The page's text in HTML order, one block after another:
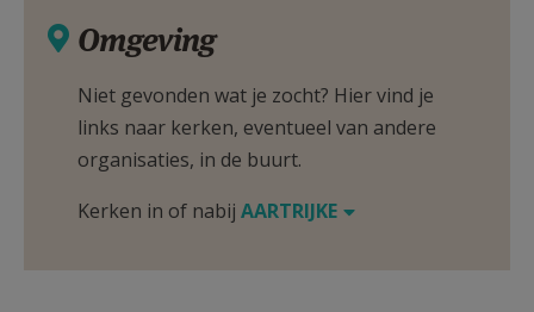
Omgeving
Niet gevonden wat je zocht? Hier vind je
links naar kerken, eventueel van andere
organisaties, in de buurt.
Kerken in of nabij AARTRIJKE